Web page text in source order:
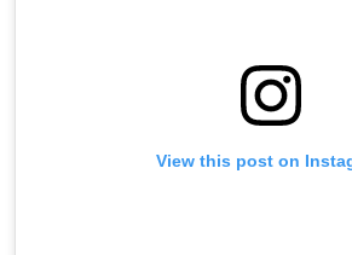
View this post on